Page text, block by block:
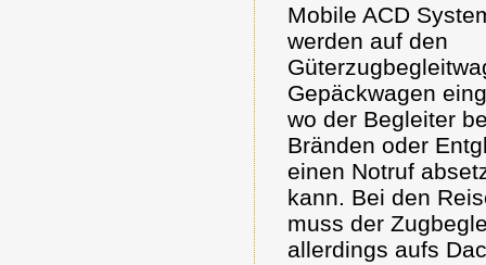
Mobile ACD
werden auf den
Gepäckwagen
wo der Begleiter
Bränden oder
einen Notruf
kann. Bei den
muss der
allerdings aufs